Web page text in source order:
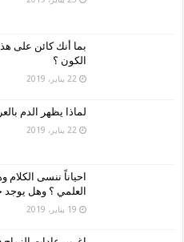
بما أنك كائن على
الكون ؟
22 يناير، 2019
لماذا يظهر الدم
22 يناير، 2019
احياناً ننسى
العلمي ؟ وهل يوجد
19 يناير، 2019